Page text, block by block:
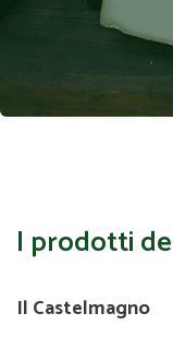
I prodotti
Il Castelmagno